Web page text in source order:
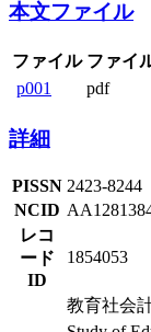
本文ファイル
ファイル ファイ
p001
pdf
詳細
PISSN 2423-8244
NCID
レコ
ード
ID
1854053
教育社会